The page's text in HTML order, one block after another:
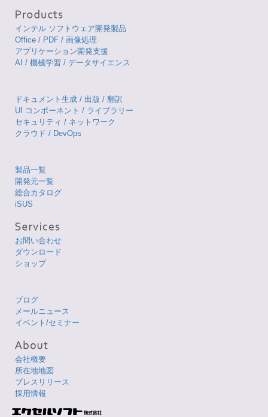
インテル ソフトウェア開発製品
Office / PDF / 画像処理
アプリケーション開発支援
AI / 機械学習 / データサイエンス
ドキュメント生成 / 出版 / 翻訳
UI コンポーネント / ライブラリー
セキュリティ / ネットワーク
クラウド / DevOps
製品一覧
開発元一覧
総合カタログ
iSUS
お問い合わせ
ダウンロード
ショップ
ブログ
メールニュース
イベント/セミナー
会社概要
所在地地図
プレスリリース
採用情報